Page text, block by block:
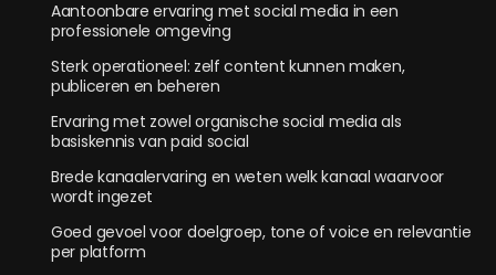
Aantoonbare ervaring met social media in een
professionele omgeving
Sterk operationeel: zelf content kunnen maken,
publiceren en beheren
Ervaring met zowel organische social media als
basiskennis van paid social
Brede kanaalervaring en weten welk kanaal waarvoor
wordt ingezet
Goed gevoel voor doelgroep, tone of voice en relevantie
per platform